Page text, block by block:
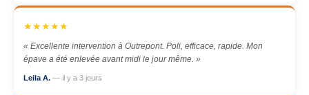
★★★★★
« Excellente intervention à Outrepont. Poli, efficace, rapide. Mon
épave a été enlevée avant midi le jour même. »
Leila A. — il y a 3 jours